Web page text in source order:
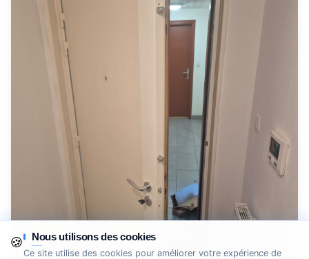
🍪 Nous utilisons des cookies
Ce site utilise des cookies pour améliorer votre expérience de